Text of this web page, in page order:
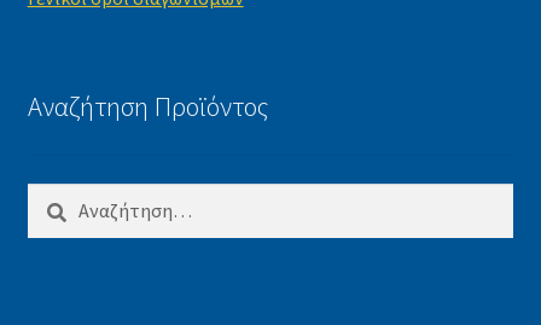
Αναζήτηση Προϊόντος
Αναζήτηση